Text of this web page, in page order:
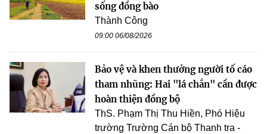
sống đồng bào
Thành Công
09:00 06/08/2026
Bảo vệ và khen thưởng người tố cáo
tham nhũng: Hai "lá chắn" cần được
hoàn thiện đồng bộ
ThS. Phạm Thị Thu Hiền, Phó Hiệu
trường Trường Cán bộ Thanh tra -